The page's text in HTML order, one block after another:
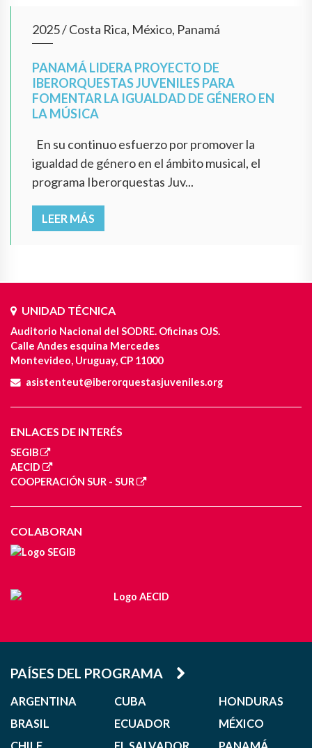
2025/Costa Rica, México, Panamá
PANAMÁ LIDERA PROYECTO DE
IBERORQUESTAS JUVENILES PARA
FOMENTAR LA IGUALDAD DE GÉNERO EN
LA MÚSICA
En su continuo esfuerzo por promover la
igualdad de género en el ámbito musical, el
programa Iberorquestas Juv...
LEER MÁS
UNIDAD TÉCNICA
Auditorio Nacional del SODRE. Oficinas OJS.
Calle Andes esquina Mercedes
Montevideo, Uruguay, CP 11000
asistenteut@iberorquestasjuveniles.org
ENLACES DE INTERÉS
SEGIB
AECID
COOPERACIÓN SUR - SUR
COLABORAN
PAÍSES DEL PROGRAMA
ARGENTINA
BRASIL
CUBA
ECUADOR
HONDURAS
MÉXICO